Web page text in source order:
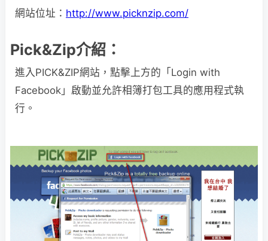
網站位址： http://www.picknzip.com/
Pick&Zip介紹：
進入PICK&ZIP網站，點擊上方的「Login with
Facebook」啟動並允許相簿打包工具的應用程式執
行。